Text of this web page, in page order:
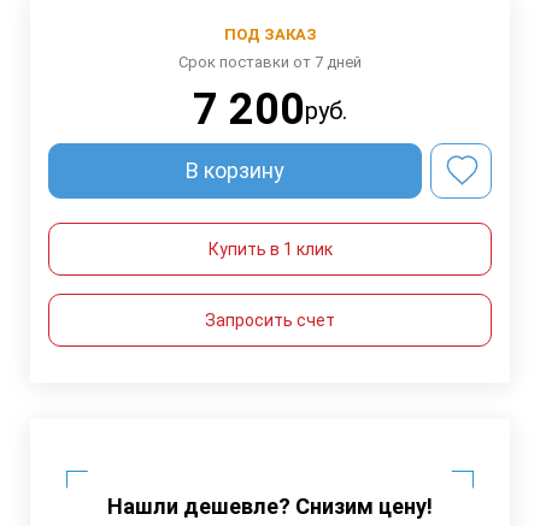
ПОД ЗАКАЗ
Срок поставки от 7 дней
7 200руб.
В корзину
Купить в 1 клик
Запросить счет
Нашли дешевле? Снизим цену!